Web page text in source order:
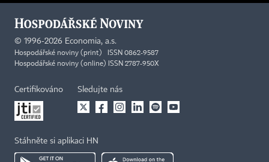
© 1996-2026 Economia, a.s.
Hospodářské noviny (print) ISSN 0862-9587
Hospodářské noviny (online) ISSN 2787-950X
Certifikováno Sledujte nás
Stáhněte si aplikaci HN